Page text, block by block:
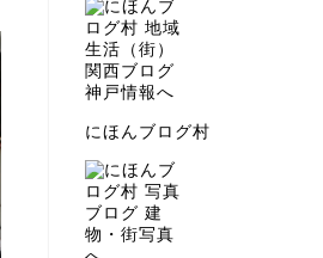
にほんブログ村